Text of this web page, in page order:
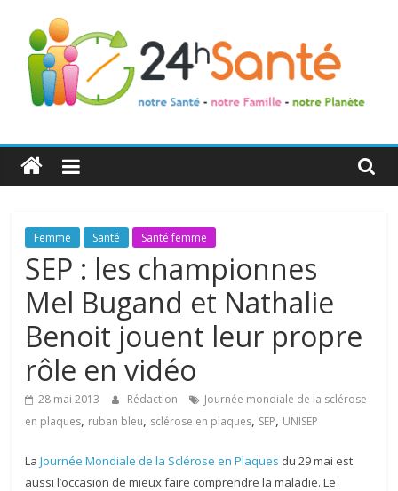
24h
Santé
La
santé
de
toute
famille
Femme Santé Santé femme
SEP : les championnes
Mel Bugand et Nathalie
Benoit jouent leur propre
rôle en vidéo
28 mai 2013 Rédaction
Journée mondiale de la sclérose
en plaques, ruban bleu, sclérose en plaques, SEP, UNISEP
LaJournée Mondiale de la Sclérose en Plaques du 29 mai est
aussi l’occasion de mieux faire comprendre la maladie. Le